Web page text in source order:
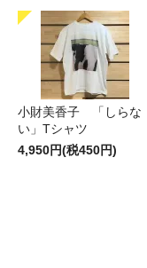
小財美香子 「しらな
い」Tシャツ
4,950円(税450円)